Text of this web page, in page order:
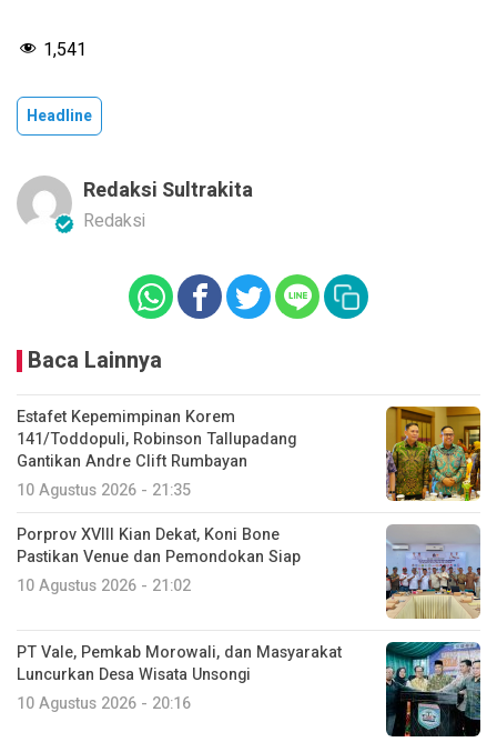
1,541
Headline
Redaksi Sultrakita
Redaksi
Baca Lainnya
Estafet Kepemimpinan Korem
141/Toddopuli, Robinson Tallupadang
Gantikan Andre Clift Rumbayan
10 Agustus 2026 - 21:35
Porprov XVIII Kian Dekat, Koni Bone
Pastikan Venue dan Pemondokan Siap
10 Agustus 2026 - 21:02
PT Vale, Pemkab Morowali, dan Masyarakat
Luncurkan Desa Wisata Unsongi
10 Agustus 2026 - 20:16